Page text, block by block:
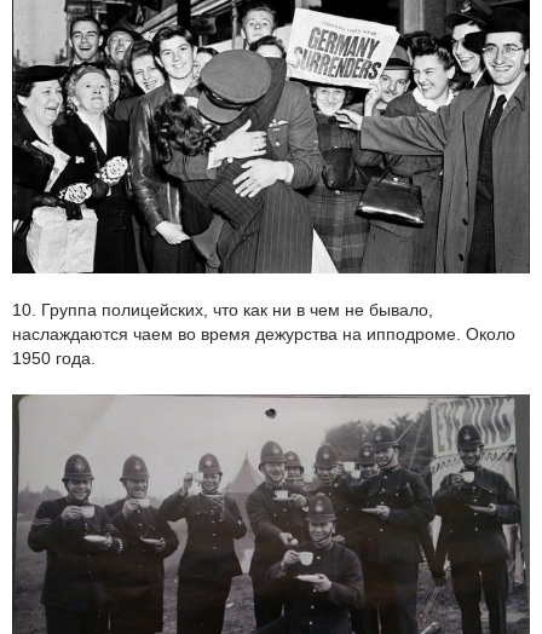
10. Группа полицейских, что как ни в чем не бывало,
наслаждаются чаем во время дежурства на ипподроме. Около
1950 года.